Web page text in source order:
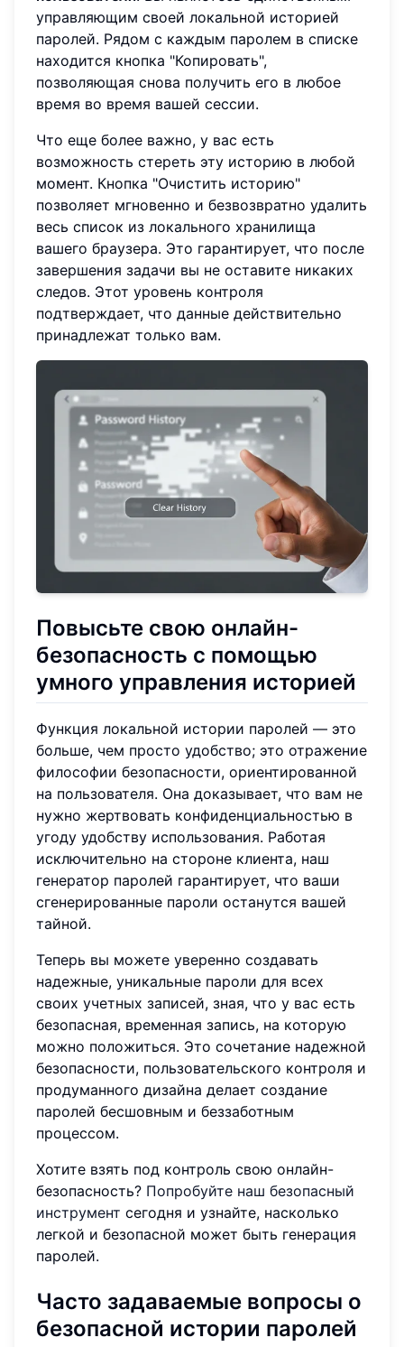
управляющим своей локальной историей
паролей. Рядом с каждым паролем в списке
находится кнопка "Копировать",
позволяющая снова получить его в любое
время во время вашей сессии.
Что еще более важно, у вас есть
возможность стереть эту историю в любой
момент. Кнопка "Очистить историю"
позволяет мгновенно и безвозвратно удалить
весь список из локального хранилища
вашего браузера. Это гарантирует, что после
завершения задачи вы не оставите никаких
следов. Этот уровень контроля
подтверждает, что данные действительно
принадлежат только вам.
Повысьте свою онлайн-
безопасность с помощью
умного управления историей
Функция локальной истории паролей — это
больше, чем просто удобство; это отражение
философии безопасности, ориентированной
на пользователя. Она доказывает, что вам не
нужно жертвовать конфиденциальностью в
угоду удобству использования. Работая
исключительно на стороне клиента, наш
генератор паролей гарантирует, что ваши
сгенерированные пароли останутся вашей
тайной.
Теперь вы можете уверенно создавать
надежные, уникальные пароли для всех
своих учетных записей, зная, что у вас есть
безопасная, временная запись, на которую
можно положиться. Это сочетание надежной
безопасности, пользовательского контроля и
продуманного дизайна делает создание
паролей бесшовным и беззаботным
процессом.
Хотите взять под контроль свою онлайн-
безопасность? Попробуйте наш безопасный
инструмент сегодня и узнайте, насколько
легкой и безопасной может быть генерация
паролей.
Часто задаваемые вопросы о
безопасной истории паролей